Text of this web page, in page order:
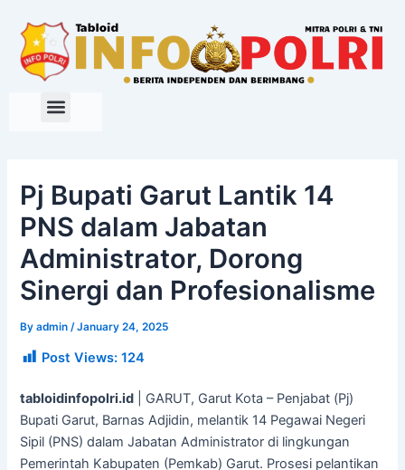
content
Pj Bupati Garut Lantik 14
PNS dalam Jabatan
Administrator, Dorong
Sinergi dan Profesionalisme
Byadmin/January 24, 2025
Post Views: 124
tabloidinfopolri.id | GARUT, Garut Kota – Penjabat (Pj)
Bupati Garut, Barnas Adjidin, melantik 14 Pegawai Negeri
Sipil (PNS) dalam Jabatan Administrator di lingkungan
Pemerintah Kabupaten (Pemkab) Garut. Prosesi pelantikan